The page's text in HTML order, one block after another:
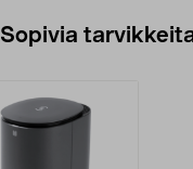
Sopivia